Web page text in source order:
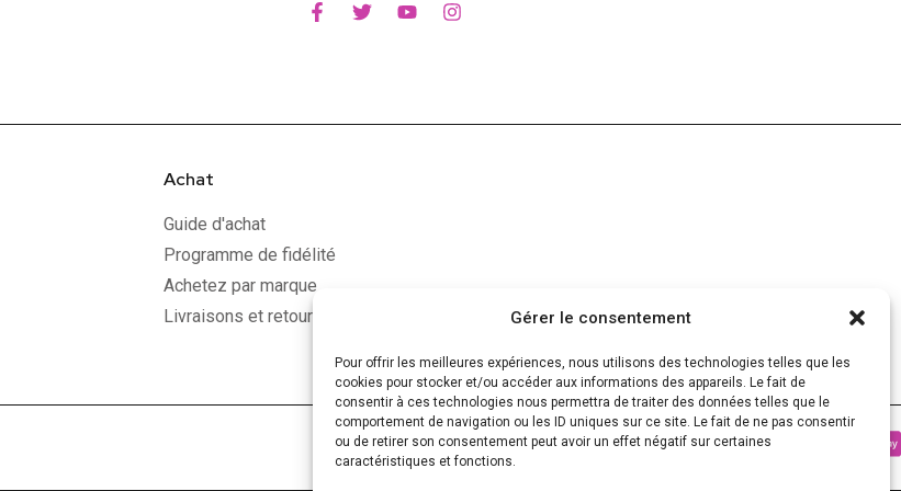
Gérer le consentement
Pour offrir les meilleures expériences, nous utilisons des technologies telles que les
cookies pour stocker et/ou accéder aux informations des appareils. Le fait de
consentir à ces technologies nous permettra de traiter des données telles que le
comportement de navigation ou les ID uniques sur ce site. Le fait de ne pas consentir
ou de retirer son consentement peut avoir un effet négatif sur certaines
caractéristiques et fonctions.
Achat
Guide d'achat
Programme de fidélité
Achetez par marque
Livraisons et retours